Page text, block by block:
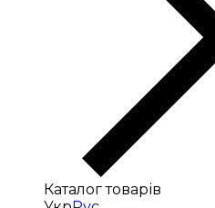
Каталог товарів